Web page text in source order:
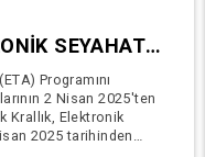
BIRLEŞIK KRALLIK ELEKTRONIK SEYAHAT İZNI (ETA) PROGRAMINI GENIŞLETIYOR: AEA VE İSVIÇRE VATANDAŞLARININ 2 NISAN 2025'TEN İTIBAREN BAŞVURMALARI GEREKIYOR
Programını
2 Nisan 2025'ten
Krallık, Elektronik
2025 tarihinden